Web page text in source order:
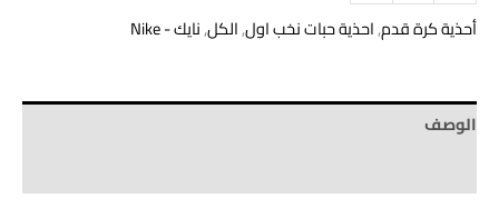
أحذية كرة قدم,احذية حبات نخب اول,الكل,نايك - Nike
الوصف